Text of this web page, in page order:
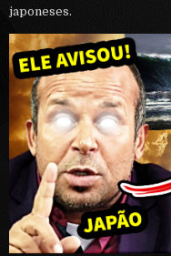
japoneses.